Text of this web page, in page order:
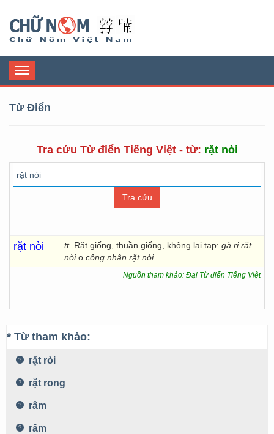
Toggle
navigation
Từ Điển
Tra cứu Từ điển Tiếng Việt - từ: rặt nòi
rặt nòi tt. Rặt giống, thuần giống, không lai tạp: gà ri rặt
nòio công nhân rặt nòi.
Nguồn tham khảo: Đại Từ điển Tiếng Việt
* Từ tham khảo:
rặt ròi
rặt rong
râm
râm